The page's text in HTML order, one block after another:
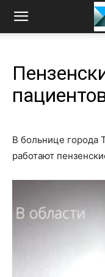
В больнице города
работают